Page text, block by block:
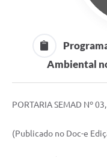
Ambiental
PORTARIA SEMAD Nº
(Publicado no Doc-e